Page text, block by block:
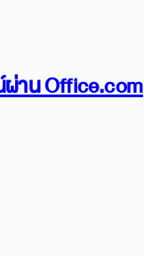
ผ่าน Office.com